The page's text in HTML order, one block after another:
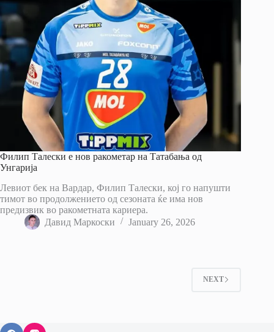
Филип Талески е нов ракометар на Татабања од
Унгарија
Левиот бек на Вардар, Филип Талески, кој го напушти
тимот во продолжението од сезоната ќе има нов
предизвик во ракометната кариера.
Давид Маркоски
January 26, 2026
NEXT